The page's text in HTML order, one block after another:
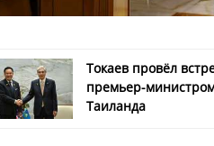
Токаев провёл
премьер-
Таиланда